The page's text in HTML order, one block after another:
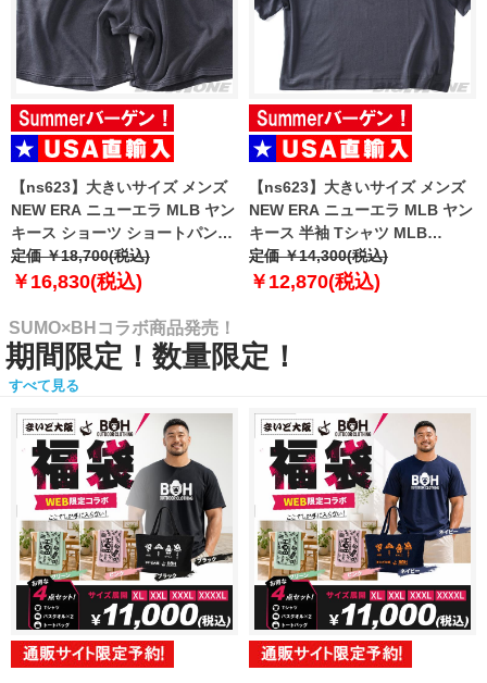
【ns623】大きいサイズ メンズ
NEW ERA ニューエラ MLB ヤン
キース ショーツ ショートパンツ
ハーフパンツ MLB WASHED
NEW YORK YANKEES T-SHIRT
定価 ￥18,700(税込)
￥16,830(税込)
【ns623】大きいサイズ メンズ
NEW ERA ニューエラ MLB ヤン
キース 半袖 Tシャツ MLB
WASHED NEW YORK YANKEES
T-SHIRT USA直輸入 60771645
定価 ￥14,300(税込)
￥12,870(税込)
SUMO×BHコラボ商品発売！
期間限定！数量限定！
すべて見る